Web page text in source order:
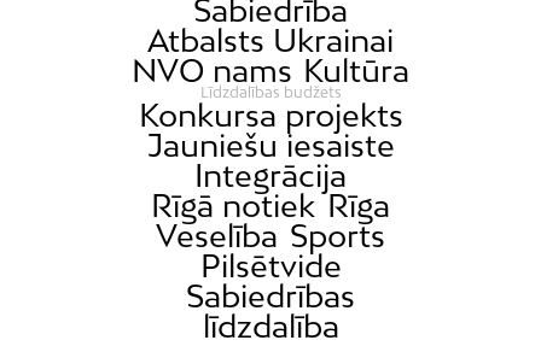
Sabiedrība
Atbalsts Ukrainai
NVO nams Kultūra
Līdzdalības budžets
Konkursa projekts
Jauniešu iesaiste
Integrācija
Rīgā notiek Rīga
Veselība Sports
Pilsētvide
Sabiedrības
līdzdalība